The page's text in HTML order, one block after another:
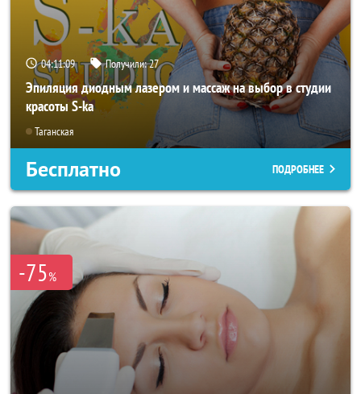
04:11:07 Получили:27
Эпиляция диодным лазером и массаж на выбор в студии
красоты S-ka
Таганская
Бесплатно ПОДРОБНЕЕ
-75%